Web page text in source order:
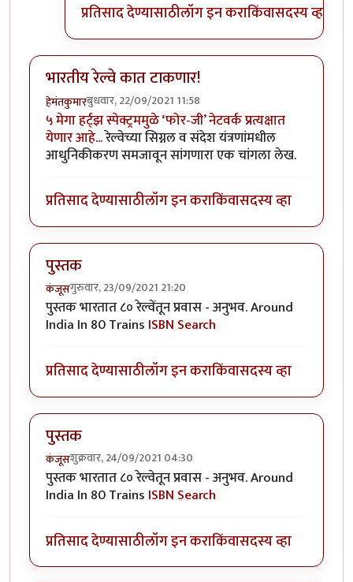
प्रतिसाद देण्यासाठीलॉग इन कराकिंवासदस्य व्हा
भारतीय रेल्वे कात टाकणार!
हेमंतकुमारबुधवार, 22/09/2021 11:58
५ मेगा हर्ट्झ स्पेक्ट्रममुळे ‘फोर-जी’ नेटवर्क प्रत्यक्षात
येणार आहे...रेल्वेच्या सिग्नल व संदेश यंत्रणांमधील
आधुनिकीकरण समजावून सांगणारा एक चांगला लेख.
प्रतिसाद देण्यासाठीलॉग इन कराकिंवासदस्य व्हा
पुस्तक
कंजूसगुरुवार, 23/09/2021 21:20
पुस्तक भारतात ८० रेल्वेंतून प्रवास - अनुभव. Around
India In 80 Trains ISBN Search
प्रतिसाद देण्यासाठीलॉग इन कराकिंवासदस्य व्हा
पुस्तक
कंजूसशुक्रवार, 24/09/2021 04:30
पुस्तक भारतात ८० रेल्वेतून प्रवास - अनुभव. Around
India In 80 Trains ISBN Search
प्रतिसाद देण्यासाठीलॉग इन कराकिंवासदस्य व्हा